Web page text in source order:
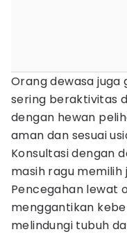
Orang dewasa
sering beraktivitas
dengan hewan
aman dan sesuai
Konsultasi dengan
masih ragu
Pencegahan lewat
menggantikan
melindungi tubuh